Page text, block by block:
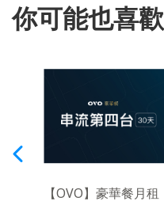
你可能也喜歡
【OVO】豪華餐月租